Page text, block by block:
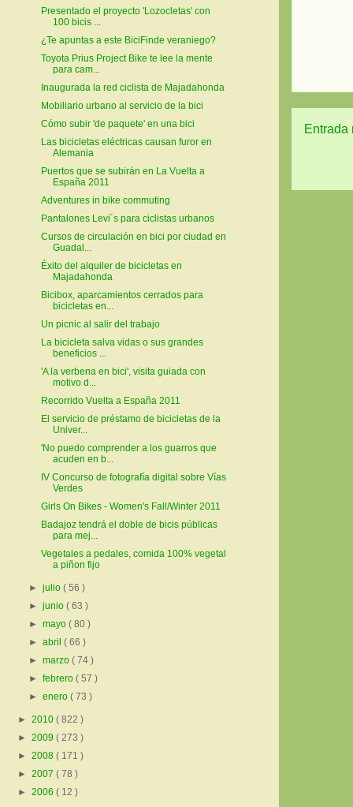
Entrada
Presentado el proyecto 'Lozocletas' con
100 bicis ...
¿Te apuntas a este BiciFinde veraniego?
Toyota Prius Project Bike te lee la mente
para cam...
Inaugurada la red ciclista de Majadahonda
Mobiliario urbano al servicio de la bici
Cómo subir 'de paquete' en una bici
Las bicicletas eléctricas causan furor en
Alemania
Puertos que se subirán en La Vuelta a
España 2011
Adventures in bike commuting
Pantalones Levi´s para ciclistas urbanos
Cursos de circulación en bici por ciudad en
Guadal...
Éxito del alquiler de bicicletas en
Majadahonda
Bicibox, aparcamientos cerrados para
bicicletas en...
Un picnic al salir del trabajo
La bicicleta salva vidas o sus grandes
beneficios ...
'A la verbena en bici', visita guiada con
motivo d...
Recorrido Vuelta a España 2011
El servicio de préstamo de bicicletas de la
Univer...
'No puedo comprender a los guarros que
acuden en b...
IV Concurso de fotografía digital sobre Vías
Verdes
Girls On Bikes - Women's Fall/Winter 2011
Badajoz tendrá el doble de bicis públicas
para mej...
Vegetales a pedales, comida 100% vegetal
a piñon fijo
►julio( 56 )
►junio( 63 )
►mayo( 80 )
►abril( 66 )
►marzo( 74 )
►febrero( 57 )
►enero( 73 )
► 2010 ( 822 )
► 2009 ( 273 )
► 2008 ( 171 )
► 2007 ( 78 )
► 2006 ( 12 )